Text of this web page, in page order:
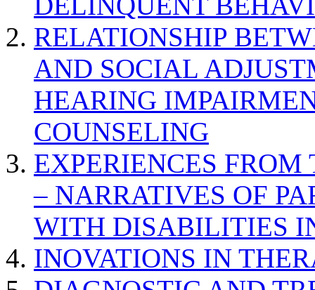
RELATIONSHIP
AND SOCIAL
HEARING
COUNSELING
EXPERIENCES
– NARRATIVES OF
WITH DISABILITIES
INOVATIONS IN